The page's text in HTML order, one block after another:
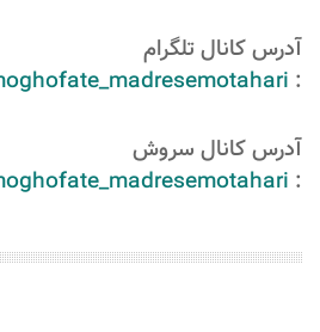
آدرس کانال تلگرام
:
آدرس کانال سروش
: